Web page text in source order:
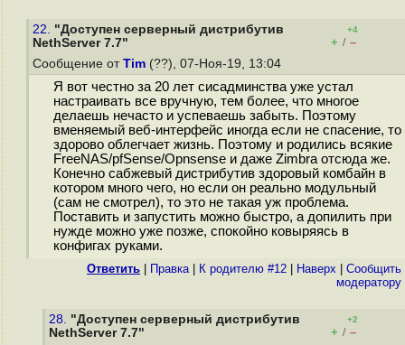
22. "Доступен серверный дистрибутив
NethServer 7.7"
+4
+ / –
Сообщение от Tim (??), 07-Ноя-19, 13:04
Я вот честно за 20 лет сисадминства уже устал
настраивать все вручную, тем более, что многое
делаешь нечасто и успеваешь забыть. Поэтому
вменяемый веб-интерфейс иногда если не спасение, то
здорово облегчает жизнь. Поэтому и родились всякие
FreeNAS/pfSense/Opnsense и даже Zimbra отсюда же.
Конечно сабжевый дистрибутив здоровый комбайн в
котором много чего, но если он реально модульный
(сам не смотрел), то это не такая уж проблема.
Поставить и запустить можно быстро, а допилить при
нужде можно уже позже, спокойно ковыряясь в
конфигах руками.
Ответить Правка| К родителю #12 Наверх
Cообщить
модератору
28. "Доступен серверный дистрибутив
NethServer 7.7"
+2
+ / –